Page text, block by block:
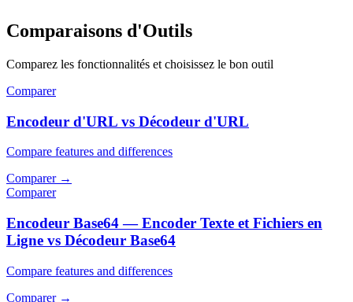
Comparaisons d'Outils
Comparez les fonctionnalités et choisissez le bon outil
Comparer
Encodeur d'URL vs Décodeur d'URL
Compare features and differences
Comparer→
Comparer
Encodeur Base64 — Encoder Texte et Fichiers en
Ligne vs Décodeur Base64
Compare features and differences
Comparer→